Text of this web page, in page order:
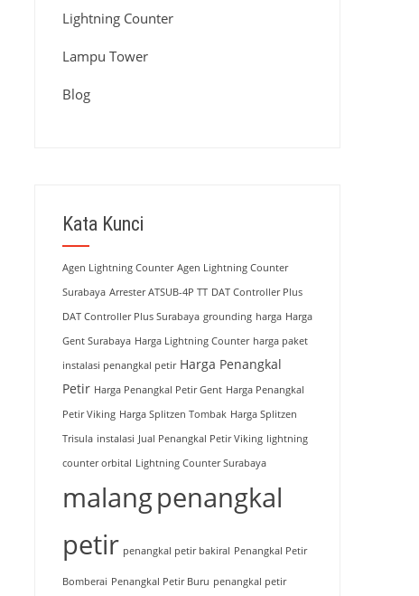
Lightning Counter
Lampu Tower
Blog
Kata Kunci
Agen Lightning Counter Agen Lightning Counter
Surabaya Arrester ATSUB-4P TT DAT Controller Plus
DAT Controller Plus Surabaya grounding harga Harga
Gent Surabaya Harga Lightning Counter harga paket
instalasi penangkal petir Harga Penangkal
Petir Harga Penangkal Petir Gent Harga Penangkal
Petir Viking Harga Splitzen Tombak Harga Splitzen
Trisula instalasi Jual Penangkal Petir Viking lightning
counter orbital Lightning Counter Surabaya
malangpenangkal
petir penangkal petir bakiral Penangkal Petir
Bomberai Penangkal Petir Buru penangkal petir